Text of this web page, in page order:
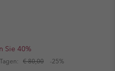
Sie 40%
€ 80,00 -25%